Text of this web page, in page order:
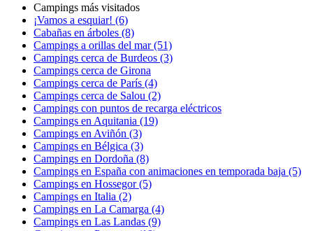
Campings más visitados
¡Vamos a esquiar! (6)
Cabañas en árboles (8)
Campings a orillas del mar (51)
Campings cerca de Burdeos (3)
Campings cerca de Girona
Campings cerca de París (4)
Campings cerca de Salou (2)
Campings con puntos de recarga eléctricos
Campings en Aquitania (19)
Campings en Aviñón (3)
Campings en Bélgica (3)
Campings en Dordoña (8)
Campings en España con animaciones en temporada baja (5)
Campings en Hossegor (5)
Campings en Italia (2)
Campings en La Camarga (4)
Campings en Las Landas (9)